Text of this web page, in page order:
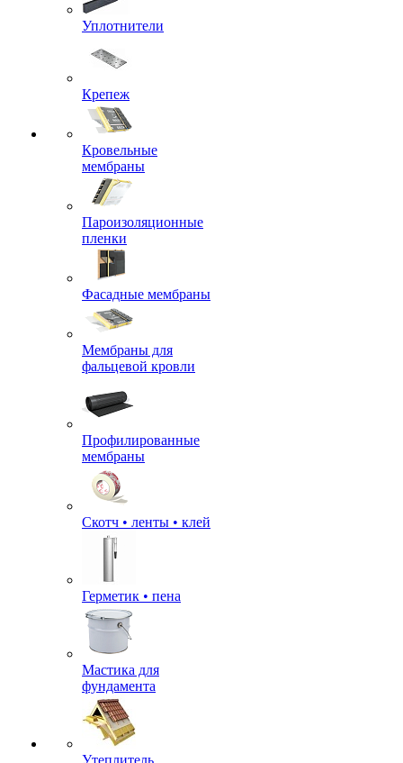
Уплотнители
Крепеж
Кровельные
мембраны
Пароизоляционные
пленки
Фасадные мембраны
Мембраны для
фальцевой кровли
Профилированные
мембраны
Скотч • ленты • клей
Герметик • пена
Мастика для
фундамента
Утеплитель